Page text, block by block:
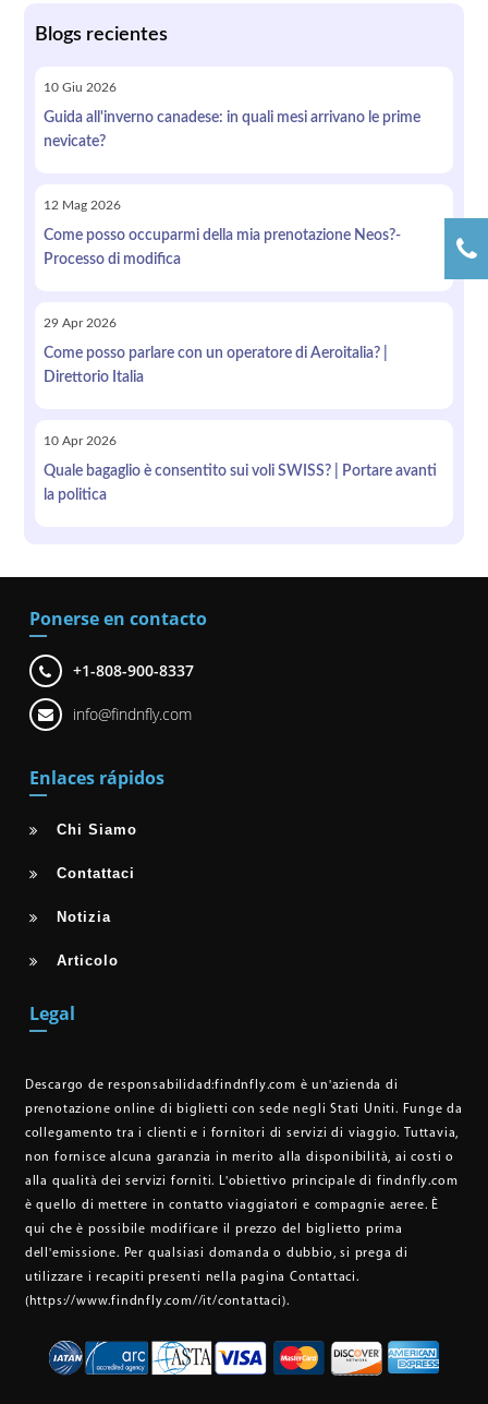
Blogs recientes
10 Giu 2026
Guida all'inverno canadese: in quali mesi arrivano le prime
nevicate?
12 Mag 2026
Come posso occuparmi della mia prenotazione Neos?-
Processo di modifica
29 Apr 2026
Come posso parlare con un operatore di Aeroitalia? |
Direttorio Italia
10 Apr 2026
Quale bagaglio è consentito sui voli SWISS? | Portare avanti
la politica
Ponerse en contacto
+1-808-900-8337
info@findnfly.com
Enlaces rápidos
Chi Siamo
Contattaci
Notizia
Articolo
Legal
Descargo de responsabilidad:findnfly.com è un'azienda di
prenotazione online di biglietti con sede negli Stati Uniti. Funge da
collegamento tra i clienti e i fornitori di servizi di viaggio. Tuttavia,
non fornisce alcuna garanzia in merito alla disponibilità, ai costi o
alla qualità dei servizi forniti. L'obiettivo principale di findnfly.com
è quello di mettere in contatto viaggiatori e compagnie aeree. È
qui che è possibile modificare il prezzo del biglietto prima
dell'emissione. Per qualsiasi domanda o dubbio, si prega di
utilizzare i recapiti presenti nella pagina Contattaci.
(https://www.findnfly.com//it/contattaci).